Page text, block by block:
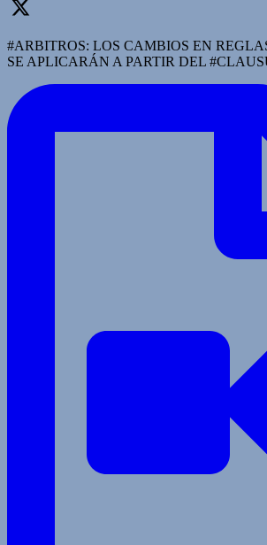
#ARBITROS: LOS CAMBIOS EN
SE APLICARÁN A PARTIR DEL